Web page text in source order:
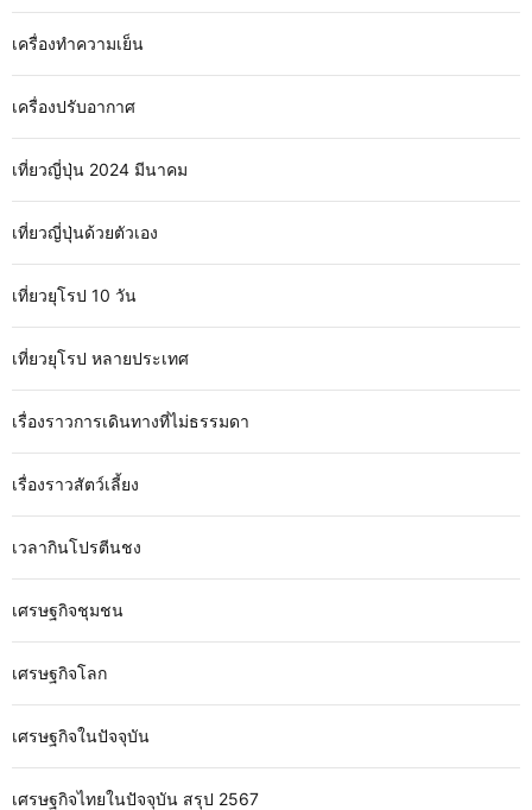
เครื่องทำความเย็น
เครื่องปรับอากาศ
เที่ยวญี่ปุ่น 2024 มีนาคม
เที่ยวญี่ปุ่นด้วยตัวเอง
เที่ยวยุโรป 10 วัน
เที่ยวยุโรป หลายประเทศ
เรื่องราวการเดินทางที่ไม่ธรรมดา
เรื่องราวสัตว์เลี้ยง
เวลากินโปรตีนชง
เศรษฐกิจชุมชน
เศรษฐกิจโลก
เศรษฐกิจในปัจจุบัน
เศรษฐกิจไทยในปัจจุบัน สรุป 2567